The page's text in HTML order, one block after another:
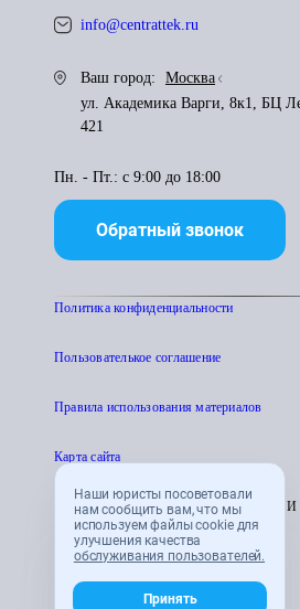
Наши юристы посоветовали
нам сообщить вам, что мы
используем файлы cookie для
улучшения качества
обслуживания пользователей.
Принять
info@centrattek.ru
Ваш город:
Москва
ул. Академика Варги, 8к1, БЦ
421
Пн. - Пт.: с 9:00 до 18:00
Обратный звонок
Политика конфиденциальности
Пользователькое соглашение
Правила использования материалов
Карта сайта
© 1995 - 2026 «ЦЕНТР АТТЕСТАЦИИ
CENTRATTEK.RU